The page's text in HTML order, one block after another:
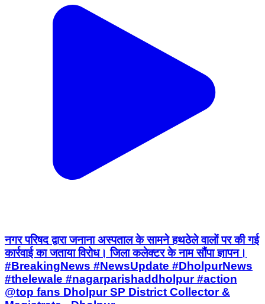
नगर परिषद द्वारा जनाना अस्पताल के सामने हथठेले वालों पर की गई
कार्रवाई का जताया विरोध। जिला कलेक्टर के नाम सौंपा ज्ञापन।
#BreakingNews #NewsUpdate #DholpurNews
#thelewale #nagarparishaddholpur #action
@top fans Dholpur SP District Collector &